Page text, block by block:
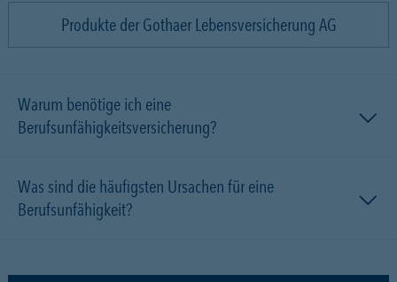
Produkte der Gothaer Lebensversicherung AG
Warum benötige ich eine
Berufsunfähigkeitsversicherung?
Was sind die häufigsten Ursachen für eine
Berufsunfähigkeit?